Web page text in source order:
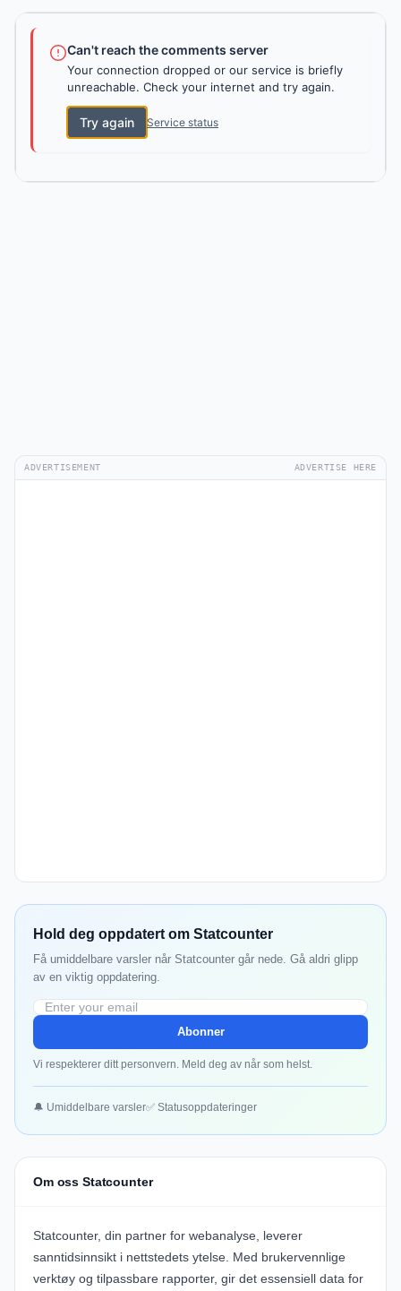
Can't reach the comments server
Your connection dropped or our service is briefly
unreachable. Check your internet and try again.
Try again Service status
ADVERTISEMENT ADVERTISE HERE
Hold deg oppdatert om Statcounter
Få umiddelbare varsler når Statcounter går nede. Gå aldri glipp
av en viktig oppdatering.
Abonner
Vi respekterer ditt personvern. Meld deg av når som helst.
🔔 Umiddelbare varsler✅ Statusoppdateringer
Om oss Statcounter
Statcounter, din partner for webanalyse, leverer
sanntidsinnsikt i nettstedets ytelse. Med brukervennlige
verktøy og tilpassbare rapporter, gir det essensiell data for